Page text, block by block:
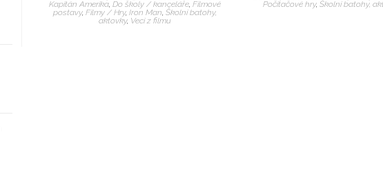
Kapitán Amerika, Do školy / kanceláře, Filmové
postavy, Filmy / Hry, Iron Man, Školní batohy,
aktovky, Veci z filmu
Počítačové hry,Školní batohy,